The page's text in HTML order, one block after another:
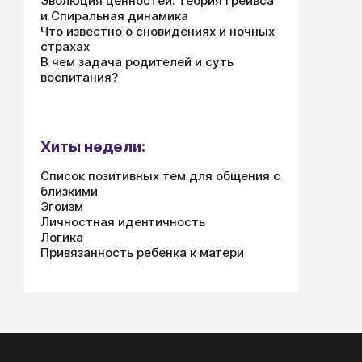
и Спиральная динамика
Что известно о сновидениях и ночных
страхах
В чем задача родителей и суть
воспитания?
Хиты недели:
Список позитивных тем для общения с
близкими
Эгоизм
Личностная идентичность
Логика
Привязанность ребенка к матери